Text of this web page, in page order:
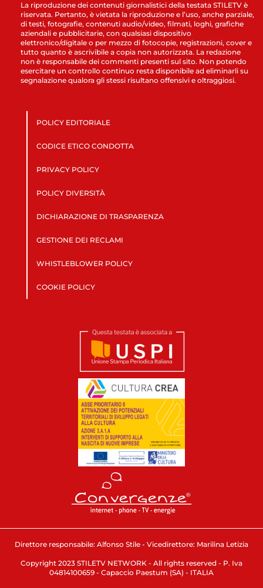
La riproduzione dei contenuti giornalistici della testata STILETV è
riservata. Pertanto, è vietata la riproduzione e l’uso, anche parziale,
di testi, fotografie, contenuti audio/video, filmati, loghi, grafiche
aziendali e pubblicitarie, con qualsiasi dispositivo
elettronico/digitale o per mezzo di fotocopie, registrazioni, cover e
tutto quanto è ascrivibile a copia non autorizzata. La redazione
non è responsabile dei commenti presenti sul sito. Non potendo
esercitare un controllo continuo resta disponibile ad eliminarli su
segnalazione qualora gli stessi risultano offensivi e oltraggiosi.
POLICY EDITORIALE
CODICE ETICO CONDOTTA
PRIVACY POLICY
POLICY DIVERSITÀ
DICHIARAZIONE DI TRASPARENZA
GESTIONE DEI RECLAMI
WHISTLEBLOWER POLICY
COOKIE POLICY
Direttore responsabile: Alfonso Stile - Vicedirettore: Marilina Letizia
Copyright 2023 STILETV NETWORK - All rights reserved - P. Iva
04814100659 - Capaccio Paestum (SA) - ITALIA